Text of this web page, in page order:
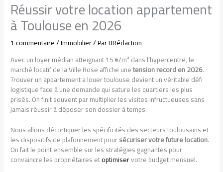
Réussir votre location appartement
à Toulouse en 2026
1 commentaire/Immobilier/ ParBRédaction
Avec un loyer médian atteignant 15 €/m² dans l’hypercentre, le
marché locatif de la Ville Rose affiche unetension record en 2026.
Trouver un appartement a louer toulouse devient un véritable défi
logistique face à une demande qui sature les quartiers les plus
prisés. On finit souvent par multiplier les visites infructueuses sans
jamais réussir à déposer son dossier à temps.
Nous allons décortiquer les spécificités des secteurs toulousains et
les dispositifs de plafonnement poursécuriser votre future location.
On fait le point ensemble sur les stratégies gagnantes pour
convaincre les propriétaires etoptimiservotre budget mensuel.